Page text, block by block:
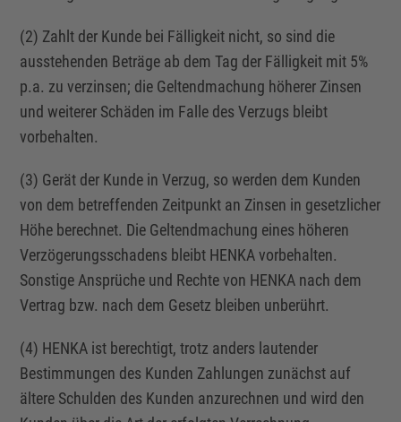
(2) Zahlt der Kunde bei Fälligkeit nicht, so sind die
ausstehenden Beträge ab dem Tag der Fälligkeit mit 5%
p.a. zu verzinsen; die Geltendmachung höherer Zinsen
und weiterer Schäden im Falle des Verzugs bleibt
vorbehalten.
(3) Gerät der Kunde in Verzug, so werden dem Kunden
von dem betreffenden Zeitpunkt an Zinsen in gesetzlicher
Höhe berechnet. Die Geltendmachung eines höheren
Verzögerungsschadens bleibt HENKA vorbehalten.
Sonstige Ansprüche und Rechte von HENKA nach dem
Vertrag bzw. nach dem Gesetz bleiben unberührt.
(4) HENKA ist berechtigt, trotz anders lautender
Bestimmungen des Kunden Zahlungen zunächst auf
ältere Schulden des Kunden anzurechnen und wird den